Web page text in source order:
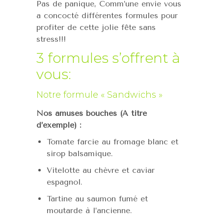
Pas de panique, Comm’une envie vous
a concocté différentes formules pour
profiter de cette jolie fête sans
stress!!!
3 formules s’offrent à
vous:
Notre formule « Sandwichs »
Nos amuses bouches (A titre
d’exemple) :
Tomate farcie au fromage blanc et
sirop balsamique.
Vitelotte au chèvre et caviar
espagnol.
Tartine au saumon fumé et
moutarde à l’ancienne.